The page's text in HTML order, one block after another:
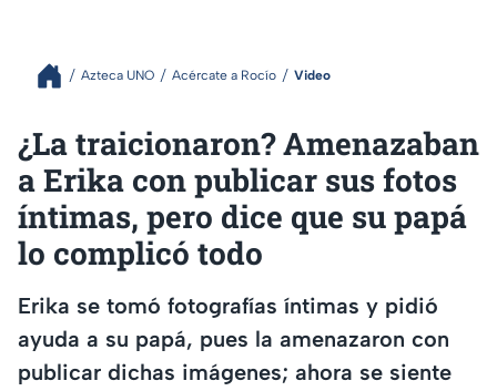
Azteca UNO Acércate a Rocío Video
¿La traicionaron? Amenazaban
a Erika con publicar sus fotos
íntimas, pero dice que su papá
lo complicó todo
Erika se tomó fotografías íntimas y pidió
ayuda a su papá, pues la amenazaron con
publicar dichas imágenes; ahora se siente